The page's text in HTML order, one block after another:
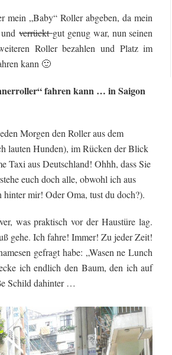
„Baby“ Roller abgeben, da mein
undverrücktgut genug war, nun seinen
Roller bezahlen und Platz im
kann 🙂
fahren kann … in Saigon
Morgen den Roller aus dem
lauten Hunden), im Rücken der Blick
Taxi aus Deutschland! Ohhh, dass Sie
euch doch alle, obwohl ich aus
mir! Oder Oma, tust du doch?).
was praktisch vor der Haustüre lag.
gehe. Ich fahre! Immer! Zu jeder Zeit!
gefragt habe: „Wasen ne Lunch
ich endlich den Baum, den ich auf
Schild dahinter …